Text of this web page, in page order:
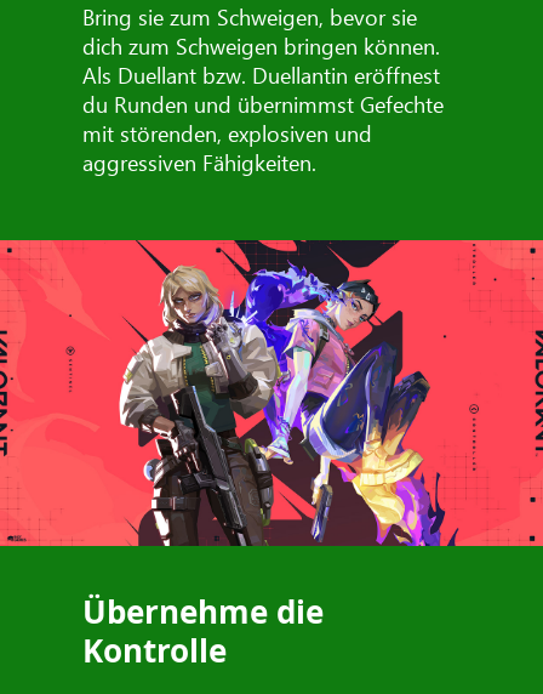
Bring sie zum Schweigen, bevor sie
dich zum Schweigen bringen können.
Als Duellant bzw. Duellantin eröffnest
du Runden und übernimmst Gefechte
mit störenden, explosiven und
aggressiven Fähigkeiten.
Übernehme die
Kontrolle